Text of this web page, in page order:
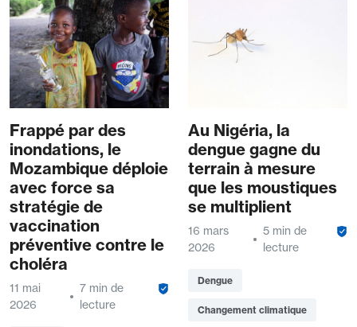
Frappé par des
inondations, le
Mozambique déploie
avec force sa
stratégie de
vaccination
préventive contre le
choléra
11 mai
2026
7 min de
lecture
Au Nigéria, la
dengue gagne du
terrain à mesure
que les moustiques
se multiplient
16 mars
2026
5 min de
lecture
Dengue
Changement climatique